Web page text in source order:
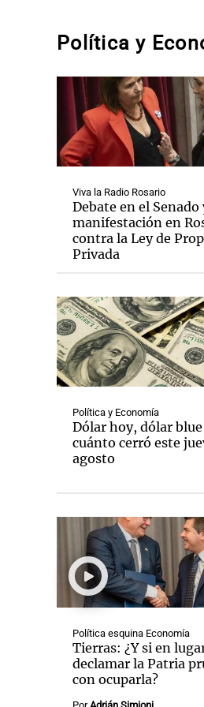
Política y
Viva la Radio Rosario
Debate en el Senado
manifestación en
contra la Ley de
Privada
Política y Economía
Dólar hoy, dólar
cuánto cerró este
agosto
Política esquina Economía
Tierras: ¿Y si en
declamar la Patria
con ocuparla?